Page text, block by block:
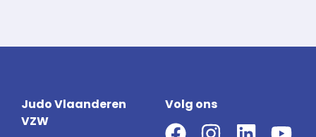
Judo Vlaanderen
VZW
Volg ons